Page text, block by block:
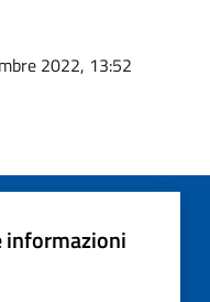
2022, 13:52
informazioni